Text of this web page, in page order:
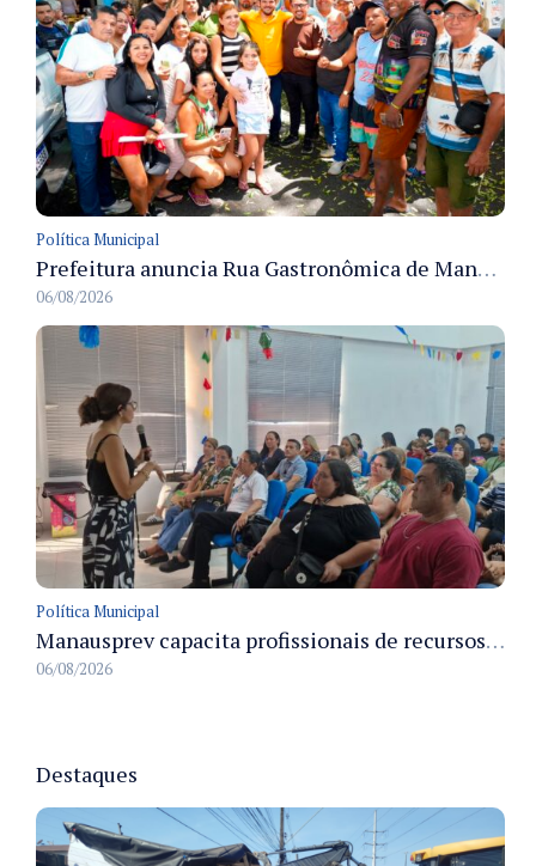
Política Municipal
Prefeitura anuncia Rua Gastronômica de Manaus e garante alternativas para 54 ambulantes cadastrados
06/08/2026
Política Municipal
Manausprev capacita profissionais de recursos humanos para agilizar concessão de aposentadorias no município
06/08/2026
Destaques